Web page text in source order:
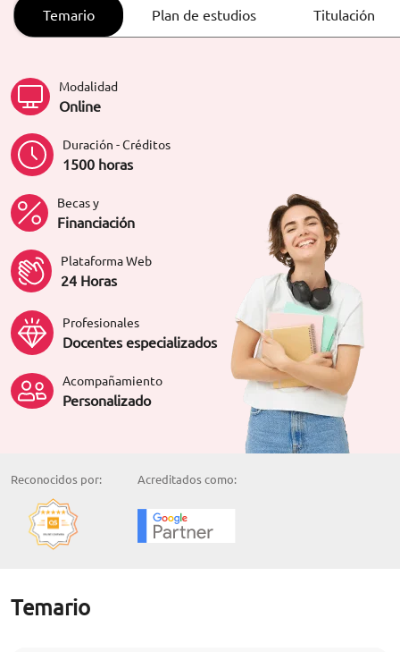
ORIENTACIÓN LABORAL
Temario Plan de estudios Titulación
Modalidad
Online
Duración - Créditos
1500 horas
Becas y
Financiación
Plataforma Web
24 Horas
Profesionales
Docentes especializados
Acompañamiento
Personalizado
Reconocidos por: Acreditados como:
Temario